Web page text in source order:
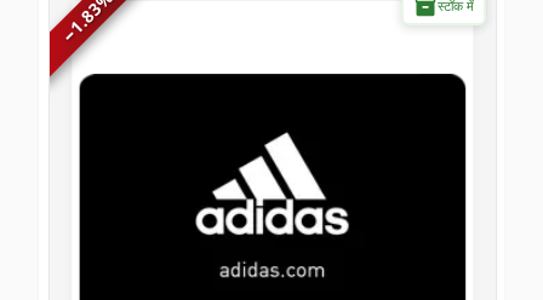
स्टॉक में
−
1.83